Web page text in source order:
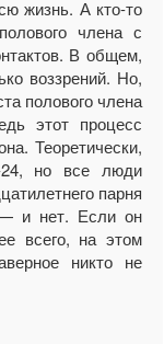
жизнь. А кто-то
члена с
В общем,
воззрений. Но,
полового члена
этот процесс
Теоретически,
но все люди
парня
и нет. Если он
всего, на этом
никто не